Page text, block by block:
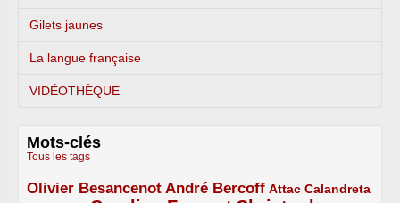
Gilets jaunes
La langue française
VIDÉOTHÈQUE
Mots-clés
Tous les tags
Olivier Besancenot
3/5 André Bercoff
3/5 Attac
2/5
Calandreta